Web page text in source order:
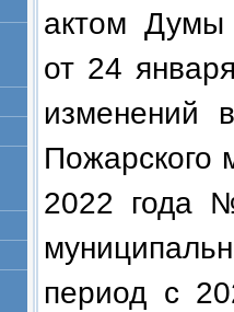
актом Думы
от 24
изменений
Пожарского
2022 года
период с